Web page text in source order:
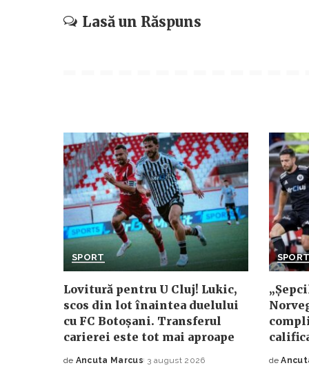
Lasă un Răspuns
SPORT
Lovitură pentru U Cluj! Lukic,
scos din lot înaintea duelului
cu FC Botoșani. Transferul
carierei este tot mai aproape
Posted
de Ancuta Marcus 3 august 2026
Posted
de